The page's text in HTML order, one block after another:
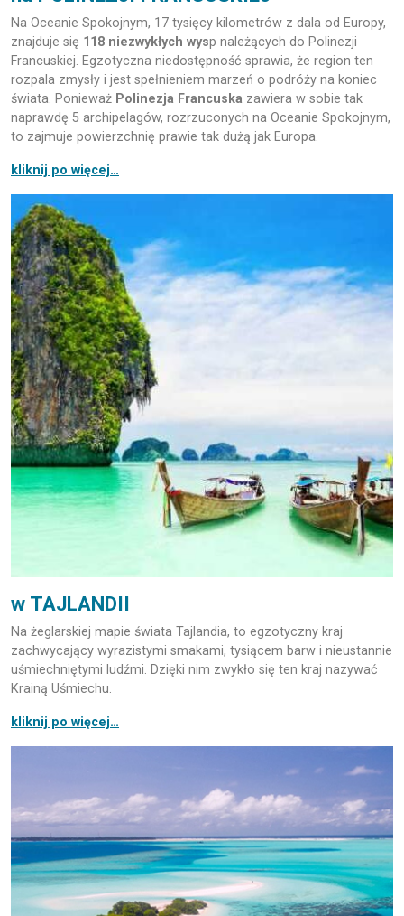
Na Oceanie Spokojnym, 17 tysięcy kilometrów z dala od Europy,
znajduje się 118 niezwykłych wysp należących do Polinezji
Francuskiej. Egzotyczna niedostępność sprawia, że region ten
rozpala zmysły i jest spełnieniem marzeń o podróży na koniec
świata. Ponieważ Polinezja Francuska zawiera w sobie tak
naprawdę 5 archipelagów, rozrzuconych na Oceanie Spokojnym,
to zajmuje powierzchnię prawie tak dużą jak Europa.
kliknij po więcej…
w TAJLANDII
Na żeglarskiej mapie świata Tajlandia, to egzotyczny kraj
zachwycający wyrazistymi smakami, tysiącem barw i nieustannie
uśmiechniętymi ludźmi. Dzięki nim zwykło się ten kraj nazywać
Krainą Uśmiechu.
kliknij po więcej…